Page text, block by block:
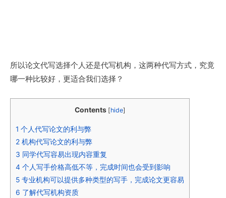
所以论文代写选择个人还是代写机构，这两种代写方式，究竟
哪一种比较好，更适合我们选择？
Contents [hide]
1 个人代写论文的利与弊
2 机构代写论文的利与弊
3 同学代写容易出现内容重复
4 个人写手价格高低不等，完成时间也会受到影响
5 专业机构可以提供多种类型的写手，完成论文更容易
6 了解代写机构资质